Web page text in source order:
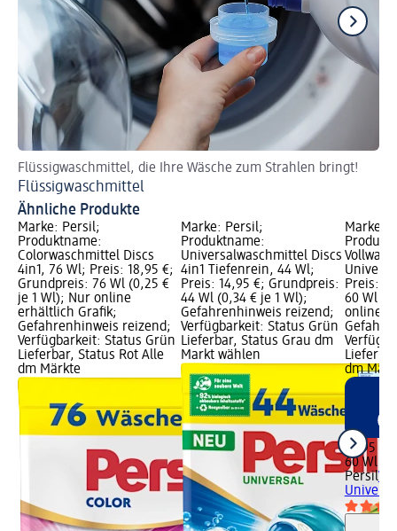
Flüssigwaschmittel, die Ihre Wäsche zum Strahlen bringt!
Flüssigwaschmittel
Ähnliche Produkte
Marke: Persil;
Produktname:
Colorwaschmittel Discs
4in1, 76 Wl; Preis: 18,95 €;
Grundpreis: 76 Wl (0,25 €
je 1 Wl); Nur online
erhältlich Grafik;
Gefahrenhinweis reizend;
Verfügbarkeit: Status Grün
Lieferbar, Status Rot Alle
dm Märkte
Marke: Persil;
Produktname:
Universalwaschmittel Discs
4in1 Tiefenrein, 44 Wl;
Preis: 14,95 €; Grundpreis:
44 Wl (0,34 € je 1 Wl);
Gefahrenhinweis reizend;
Verfügbarkeit: Status Grün
Lieferbar, Status Grau dm
Markt wählen
Marke:
Preis:
60 Wl
online
dm
19,95 €
60 Wl
Persil